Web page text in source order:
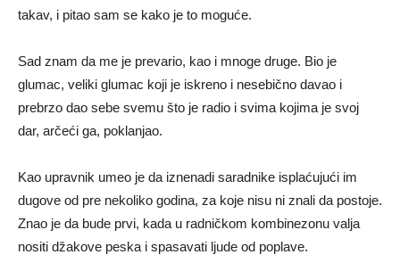
takav, i pitao sam se kako je to moguće.
Sad znam da me je prevario, kao i mnoge druge. Bio je
glumac, veliki glumac koji je iskreno i nesebično davao i
prebrzo dao sebe svemu što je radio i svima kojima je svoj
dar, arčeći ga, poklanjao.
Kao upravnik umeo je da iznenadi saradnike isplaćujući im
dugove od pre nekoliko godina, za koje nisu ni znali da postoje.
Znao je da bude prvi, kada u radničkom kombinezonu valja
nositi džakove peska i spasavati ljude od poplave.